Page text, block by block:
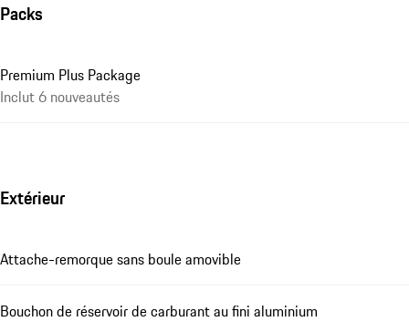
Packs
Premium Plus Package
Inclut 6 nouveautés
Extérieur
Attache-remorque sans boule amovible
Bouchon de réservoir de carburant au fini aluminium